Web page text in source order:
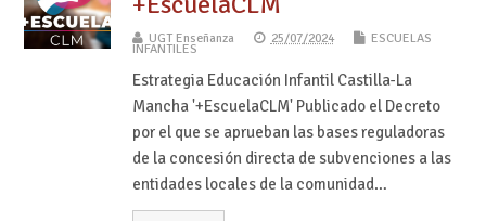
UGT Enseñanza 25/07/2024 ESCUELAS
INFANTILES
Estrategia Educación Infantil Castilla-La
Mancha '+EscuelaCLM' Publicado el Decreto
por el que se aprueban las bases reguladoras
de la concesión directa de subvenciones a las
entidades locales de la comunidad…